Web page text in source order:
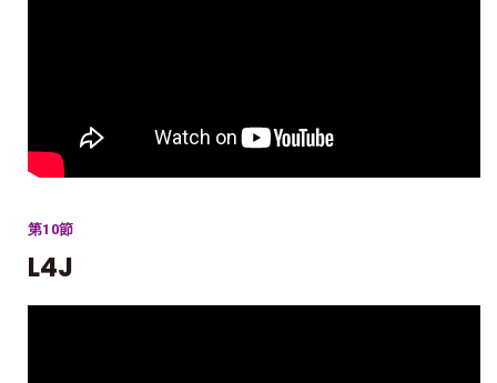
第10節
L4J